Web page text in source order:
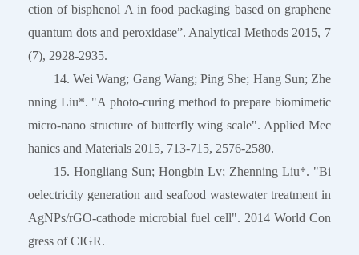
ction of bisphenol A in food packaging based on graphene
quantum dots and peroxidase”. Analytical Methods 2015, 7
(7), 2928-2935.
14. Wei Wang; Gang Wang; Ping She; Hang Sun; Zhe
nning Liu*. "A photo-curing method to prepare biomimetic
micro-nano structure of butterfly wing scale". Applied Mec
hanics and Materials 2015, 713-715, 2576-2580.
15. Hongliang Sun; Hongbin Lv; Zhenning Liu*. "Bi
oelectricity generation and seafood wastewater treatment in
AgNPs/rGO-cathode microbial fuel cell". 2014 World Con
gress of CIGR.